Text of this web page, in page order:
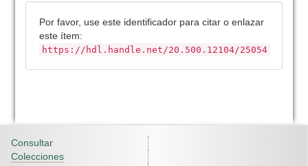
Por favor, use este identificador para citar o enlazar
este ítem:
https://hdl.handle.net/20.500.12104/25054
Consultar
Colecciones